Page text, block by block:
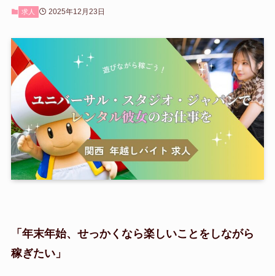
求人 2025年12月23日
「年末年始、せっかくなら楽しいことをしながら
稼ぎたい」